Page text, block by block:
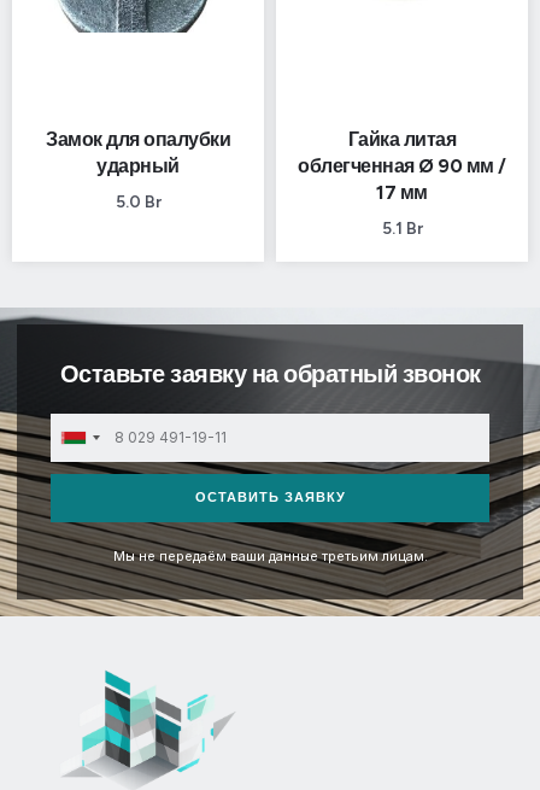
Замок для опалубки
ударный
5.0 Br
Гайка литая
облегченная Ø 90 мм /
17 мм
5.1 Br
Оставьте заявку на обратный звонок
Belarus
+375
ОСТАВИТЬ ЗАЯВКУ
Мы не передаём ваши данные третьим лицам.